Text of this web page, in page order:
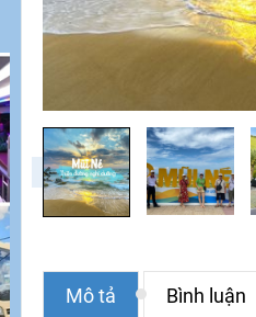
Mô tả Bình luận